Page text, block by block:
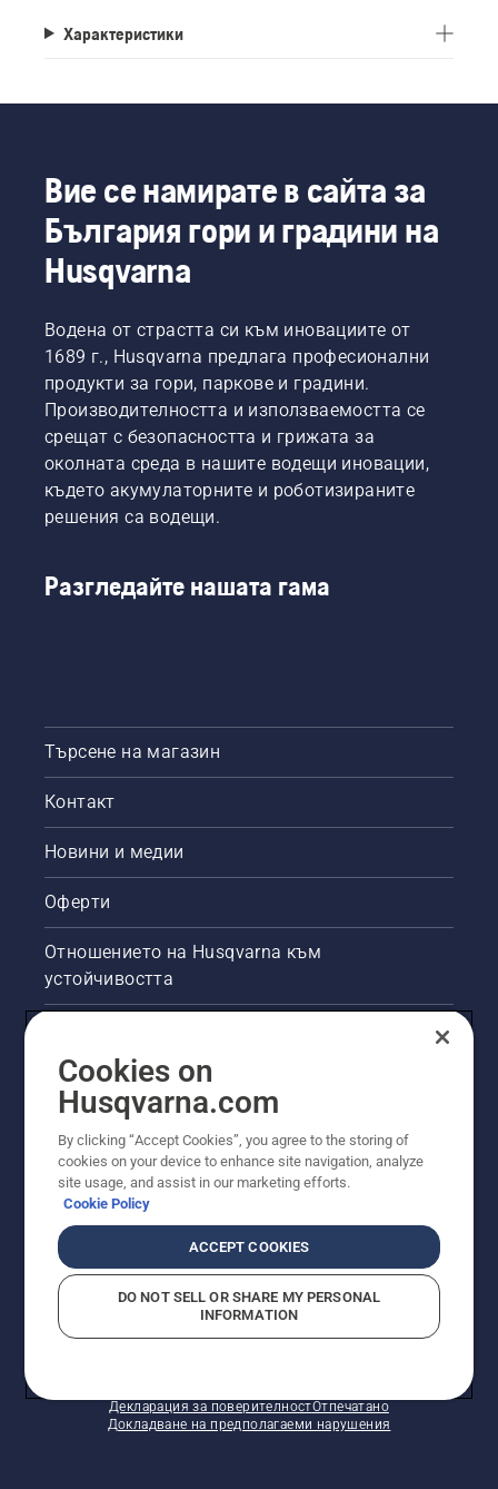
Характеристики
Вие се намирате в сайта за
България гори и градини на
Husqvarna
Водена от страстта си към иновациите от
1689 г., Husqvarna предлага професионални
продукти за гори, паркове и градини.
Производителността и използваемостта се
срещат с безопасността и грижата за
околната среда в нашите водещи иновации,
където акумулаторните и роботизираните
решения са водещи.
Разгледайте нашата гама
Търсене на магазин
Контакт
Новини и медии
Оферти
Отношението на Husqvarna към
устойчивостта
Други сайтове на Husqvarna
© Husqvarna AB (публ). Всички права запазени.
Декларация за поверителностОтпечатано
Докладване на предполагаеми нарушения
Cookies on
Husqvarna.com
By clicking “Accept Cookies”, you agree to the storing of
cookies on your device to enhance site navigation, analyze
site usage, and assist in our marketing efforts.
Cookie Policy
ACCEPT COOKIES
DO NOT SELL OR SHARE MY PERSONAL
INFORMATION